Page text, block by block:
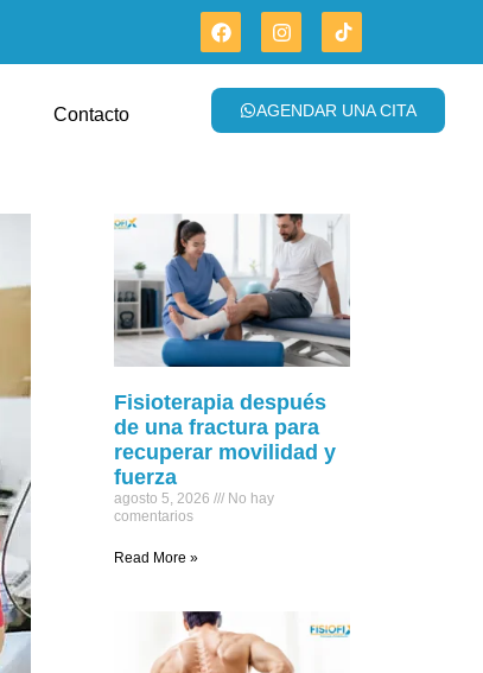
Contacto AGENDAR UNA CITA
Fisioterapia después
de una fractura para
recuperar movilidad y
fuerza
agosto 5, 2026
No hay
comentarios
Read More »